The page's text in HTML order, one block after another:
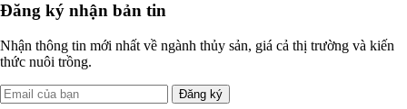
Đăng ký nhận bản tin
Nhận thông tin mới nhất về ngành thủy sản, giá cả thị trường và kiến
thức nuôi trồng.
Đăng ký